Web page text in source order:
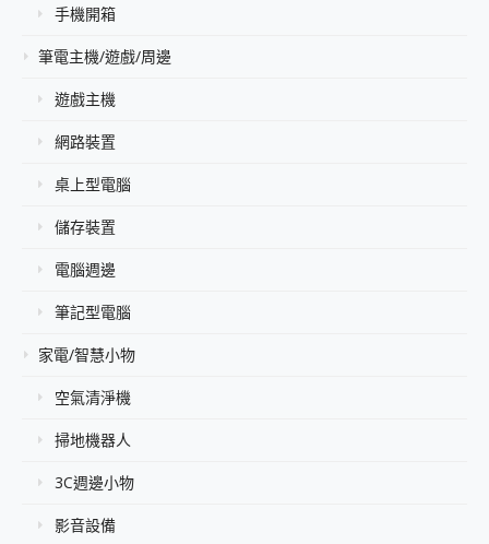
手機開箱
筆電主機/遊戲/周邊
遊戲主機
網路裝置
桌上型電腦
儲存裝置
電腦週邊
筆記型電腦
家電/智慧小物
空氣清淨機
掃地機器人
3C週邊小物
影音設備